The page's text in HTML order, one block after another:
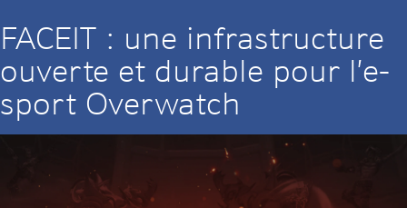
FACEIT : une infrastructure
ouverte et durable pour l’e-
sport Overwatch